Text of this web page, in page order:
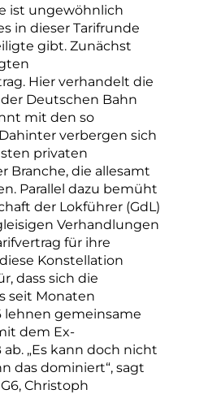
ist ungewöhnlich
in dieser Tarifrunde
gibt. Zunächst
Hier verhandelt die
Deutschen Bahn
mit den so
verbergen sich
privaten
Branche, die allesamt
Parallel dazu bemüht
der Lokführer (GdL)
Verhandlungen
für ihre
Konstellation
dass sich die
seit Monaten
lehnen gemeinsame
dem Ex-
„Es kann doch nicht
das dominiert“, sagt
Christoph